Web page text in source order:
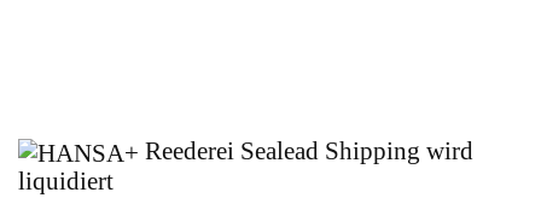
Reederei Sealead Shipping wird
liquidiert